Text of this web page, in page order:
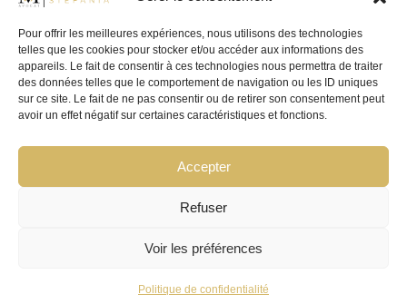
Pour offrir les meilleures expériences, nous utilisons des technologies
telles que les cookies pour stocker et/ou accéder aux informations des
appareils. Le fait de consentir à ces technologies nous permettra de traiter
des données telles que le comportement de navigation ou les ID uniques
sur ce site. Le fait de ne pas consentir ou de retirer son consentement peut
avoir un effet négatif sur certaines caractéristiques et fonctions.
Accepter
Refuser
Voir les préférences
Politique de confidentialité
69006 Lyon
Divorce amiable &
Droit pénal
SUIVEZ-NOUS